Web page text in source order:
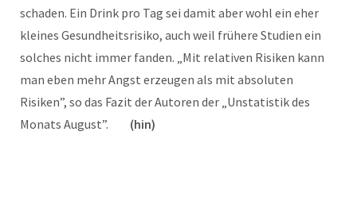
schaden. Ein Drink pro Tag sei damit aber wohl ein eher
kleines Gesundheitsrisiko, auch weil frühere Studien ein
solches nicht immer fanden. „Mit relativen Risiken kann
man eben mehr Angst erzeugen als mit absoluten
Risiken”, so das Fazit der Autoren der „Unstatistik des
Monats August”.
(hin)